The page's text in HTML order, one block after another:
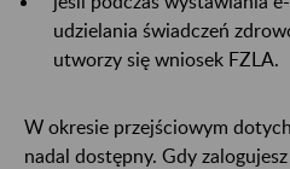
udzielania świadczeń
utworzy się wniosek FZLA.
W okresie przejściowym
nadal dostępny. Gdy